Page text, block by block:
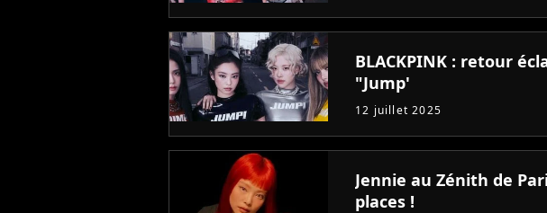
BLACKPINK : retour
"Jump'
12 juillet 2025
Jennie au Zénith de
places !